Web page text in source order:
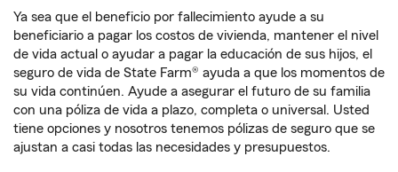
Ya sea que el beneficio por fallecimiento ayude a su
beneficiario a pagar los costos de vivienda, mantener el nivel
de vida actual o ayudar a pagar la educación de sus hijos, el
seguro de vida de State Farm® ayuda a que los momentos de
su vida continúen. Ayude a asegurar el futuro de su familia
con una póliza de vida a plazo, completa o universal. Usted
tiene opciones y nosotros tenemos pólizas de seguro que se
ajustan a casi todas las necesidades y presupuestos.